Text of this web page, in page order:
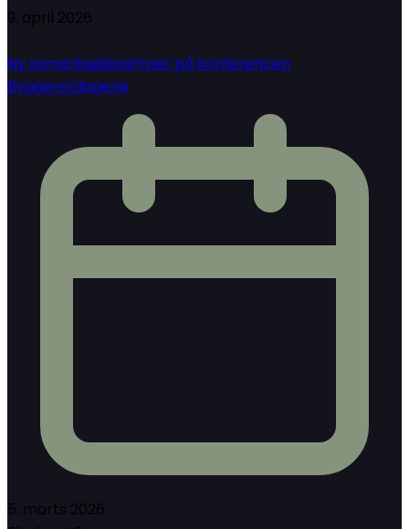
9. april 2026
Ny samarbejdspartner på konferencen
Byggeretdagene
5. marts 2026